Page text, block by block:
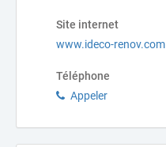
Site internet
www.ideco-renov.com
Téléphone
Appeler